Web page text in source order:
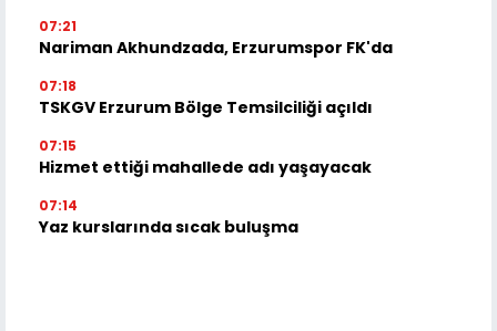
07:21
Nariman Akhundzada, Erzurumspor FK'da
07:18
TSKGV Erzurum Bölge Temsilciliği açıldı
07:15
Hizmet ettiği mahallede adı yaşayacak
07:14
Yaz kurslarında sıcak buluşma